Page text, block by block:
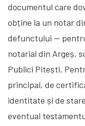
documentul care
obține la un notar
defunctului —
notarial din Argeș,
Publici Pitești.
principal, de
identitate și de
eventual